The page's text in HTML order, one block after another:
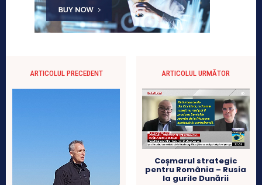
ARTICOLUL PRECEDENT ARTICOLUL URMĂTOR
Coșmarul strategic
pentru România – Rusia
la gurile Dunării